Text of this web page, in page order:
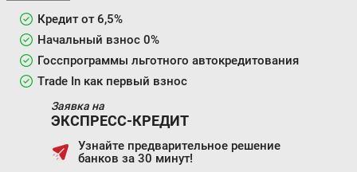
Кредит от 6,5%
Начальный взнос 0%
Госспрограммы льготного автокредитования
Trade In как первый взнос
Заявка на
ЭКСПРЕСС-КРЕДИТ
Узнайте предварительное решение
банков за 30 минут!